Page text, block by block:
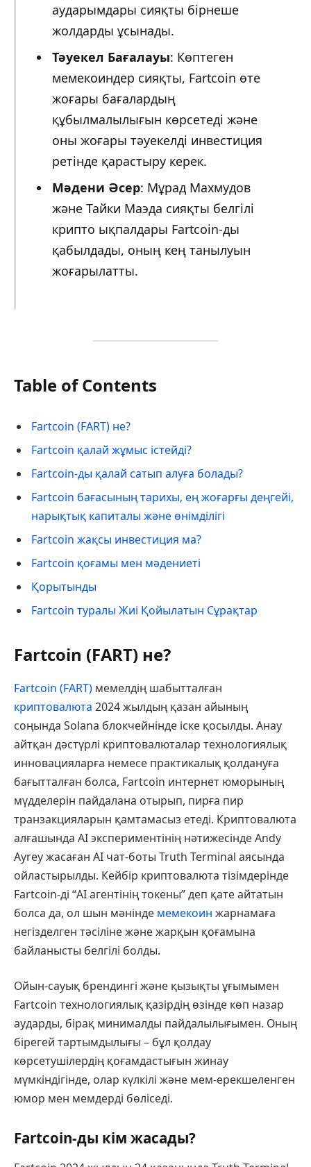
аударымдары сияқты бірнеше
жолдарды ұсынады.
Тәуекел Бағалауы: Көптеген
мемекоиндер сияқты, Fartcoin өте
жоғары бағалардың
құбылмалылығын көрсетеді және
оны жоғары тәуекелді инвестиция
ретінде қарастыру керек.
Мәдени Әсер: Мұрад Махмудов
және Тайки Маэда сияқты белгілі
крипто ықпалдары Fartcoin-ды
қабылдады, оның кең танылуын
жоғарылатты.
Table of Contents
Fartcoin (FART) не?
Fartcoin қалай жұмыс істейді?
Fartcoin-ды қалай сатып алуға болады?
Fartcoin бағасының тарихы, ең жоғарғы деңгейі,
нарықтық капиталы және өнімділігі
Fartcoin жақсы инвестиция ма?
Fartcoin қоғамы мен мәдениеті
Қорытынды
Fartcoin туралы Жиі Қойылатын Сұрақтар
Fartcoin (FART) не?
Fartcoin (FART) мемелдің шабытталған
криптовалюта 2024 жылдың қазан айының
соңында Solana блокчейнінде іске қосылды. Анау
айтқан дәстүрлі криптовалюталар технологиялық
инновацияларға немесе практикалық қолдануға
бағытталған болса, Fartcoin интернет юморының
мүдделерін пайдалана отырып, пирға пир
транзакцияларын қамтамасыз етеді. Криптовалюта
алғашында AI экспериментінің нәтижесінде Andy
Ayrey жасаған AI чат-боты Truth Terminal аясында
ойластырылды. Кейбір криптовалюта тізімдерінде
Fartcoin-ді “AI агентінің токены” деп қате айтатын
болса да, ол шын мәнінде мемекоин жарнамаға
негізделген тәсіліне және жарқын қоғамына
байланысты белгілі болды.
Ойын-сауық брендингі және қызықты ұғымымен
Fartcoin технологиялық қазірдің өзінде көп назар
аударды, бірақ минималды пайдалылығымен. Оның
бірегей тартымдылығы – бұл қолдау
көрсетушілердің қоғамдастығын жинау
мүмкіндігінде, олар күлкілі және мем-ерекшеленген
юмор мен мемдерді бөліседі.
Fartcoin-ды кім жасады?